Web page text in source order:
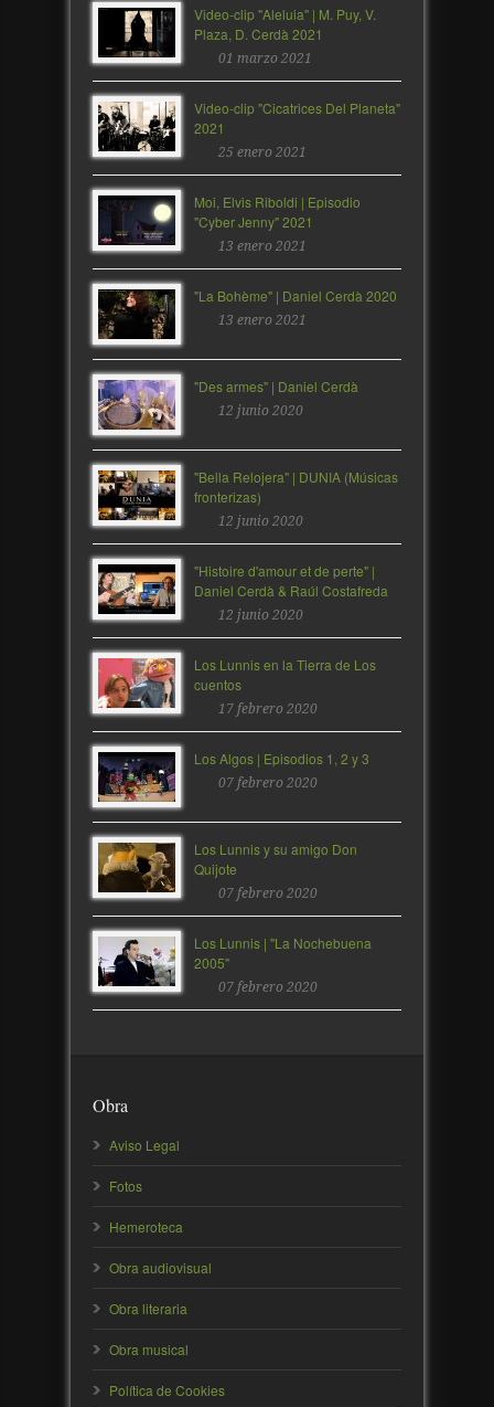
Video-clip "Aleluia" | M. Puy, V.
Plaza, D. Cerdà 2021
01 marzo 2021
Video-clip "Cicatrices Del Planeta"
2021
25 enero 2021
Moi, Elvis Riboldi | Episodio
"Cyber Jenny" 2021
13 enero 2021
"La Bohème" | Daniel Cerdà 2020
13 enero 2021
"Des armes" | Daniel Cerdà
12 junio 2020
"Bella Relojera" | DUNIA (Músicas
fronterizas)
12 junio 2020
"Histoire d'amour et de perte" |
Daniel Cerdà & Raúl Costafreda
12 junio 2020
Los Lunnis en la Tierra de Los
cuentos
17 febrero 2020
Los Algos | Episodios 1, 2 y 3
07 febrero 2020
Los Lunnis y su amigo Don
Quijote
07 febrero 2020
Los Lunnis | "La Nochebuena
2005"
07 febrero 2020
Obra
Aviso Legal
Fotos
Hemeroteca
Obra audiovisual
Obra literaria
Obra musical
Política de Cookies